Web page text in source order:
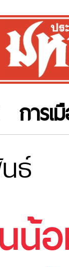
การเ
ธ์
น้